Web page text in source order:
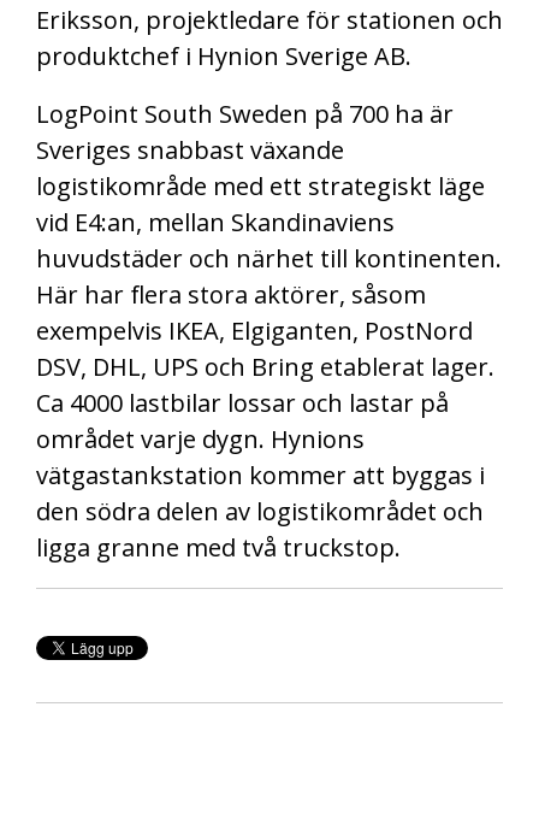
Eriksson, projektledare för stationen och
produktchef i Hynion Sverige AB.
LogPoint South Sweden på 700 ha är
Sveriges snabbast växande
logistikområde med ett strategiskt läge
vid E4:an, mellan Skandinaviens
huvudstäder och närhet till kontinenten.
Här har flera stora aktörer, såsom
exempelvis IKEA, Elgiganten, PostNord
DSV, DHL, UPS och Bring etablerat lager.
Ca 4000 lastbilar lossar och lastar på
området varje dygn. Hynions
vätgastankstation kommer att byggas i
den södra delen av logistikområdet och
ligga granne med två truckstop.